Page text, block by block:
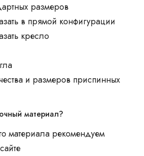
размеров
в прямой конфигурации
кресло
и размеров приспинных
материал?
материала рекомендуем